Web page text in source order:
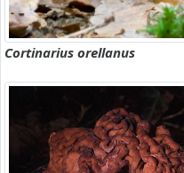
Cortinarius orellanus